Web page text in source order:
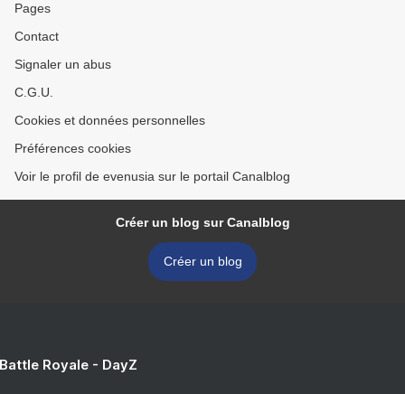
Pages
Contact
Signaler un abus
C.G.U.
Cookies et données personnelles
Préférences cookies
Voir le profil de evenusia sur le portail Canalblog
Créer un blog sur Canalblog
Créer un blog
Royale - DayZ